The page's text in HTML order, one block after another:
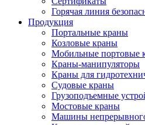
Горячая линия
Продукция
Портальные краны
Козловые краны
Мобильные портовые
Краны-манипуляторы
Краны для
Судовые краны
Грузоподъемные
Мостовые краны
Машины